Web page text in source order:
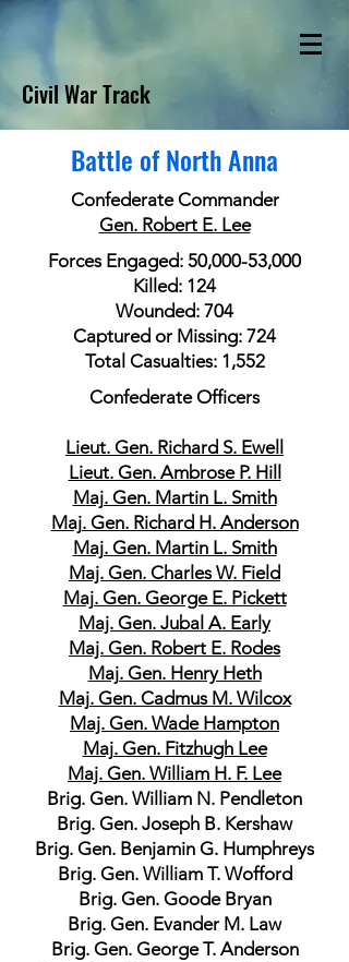
Civil War Track
Battle of North Anna
Confederate Commander
Gen. Robert E. Lee
Forces Engaged: 50,000-53,000
Killed: 124
Wounded: 704
Captured or Missing: 724
Total Casualties: 1,552
Confederate Officers
Lieut. Gen. Richard S. Ewell
Lieut. Gen. Ambrose P. Hill
Maj. Gen. Martin L. Smith
Maj. Gen. Richard H. Anderson
Maj. Gen. Martin L. Smith
Maj. Gen. Charles W. Field
Maj. Gen. George E. Pickett
Maj. Gen. Jubal A. Early
Maj. Gen. Robert E. Rodes
Maj. Gen. Henry Heth
Maj. Gen. Cadmus M. Wilcox
Maj. Gen. Wade Hampton
Maj. Gen. Fitzhugh Lee
Maj. Gen. William H. F. Lee
Brig. Gen. William N. Pendleton
Brig. Gen. Joseph B. Kershaw
Brig. Gen. Benjamin G. Humphreys
Brig. Gen. William T. Wofford
Brig. Gen. Goode Bryan
Brig. Gen. Evander M. Law
Brig. Gen. George T. Anderson